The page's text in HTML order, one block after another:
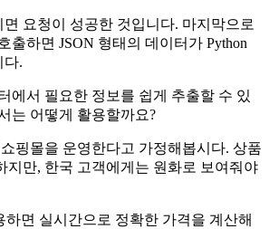
면 요청이 성공한 것입니다. 마지막으로
출하면 JSON 형태의 데이터가 Python
다.
에서 필요한 정보를 쉽게 추출할 수 있
는 어떻게 활용할까요?
핑몰을 운영한다고 가정해봅시다. 상품
지만, 한국 고객에게는 원화로 보여줘야
하면 실시간으로 정확한 가격을 계산해